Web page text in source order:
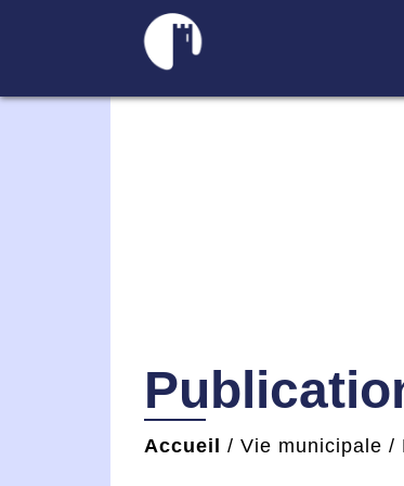
Accueil / Vie municipale /